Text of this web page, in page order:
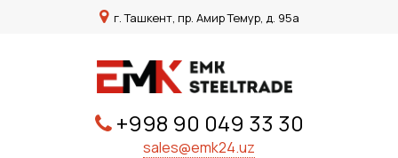
г. Ташкент, пр. Амир Темур, д. 95а
+998 90 049 33 30
sales@emk24.uz